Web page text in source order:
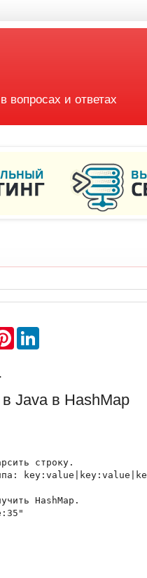
вопросах и ответах
e
I
в Java в HashMap
строку.
HashMap .